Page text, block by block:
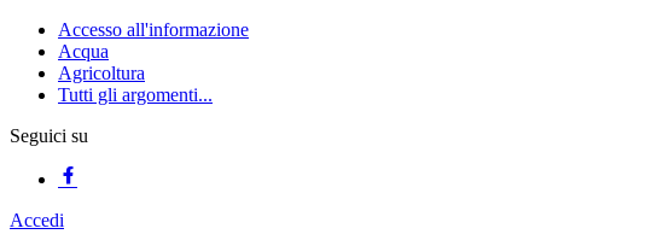
Accesso all'informazione
Acqua
Agricoltura
Tutti gli argomenti...
Seguici su
Accedi